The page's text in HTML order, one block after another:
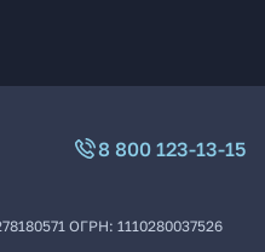
8 800 123-13-15
ОГРН: 1110280037526